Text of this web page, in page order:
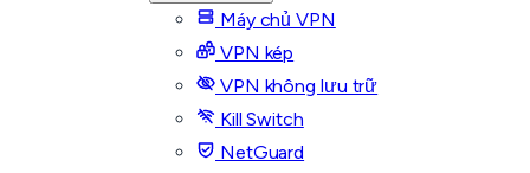
Máy chủ VPN
VPN kép
VPN không lưu trữ
Kill Switch
NetGuard